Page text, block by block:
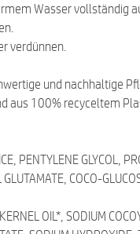
Wasser vollständig
verdünnen.
und nachhaltige
aus 100% recyceltem
PENTYLENE GLYCOL,
COCO-
OIL*, SODIUM